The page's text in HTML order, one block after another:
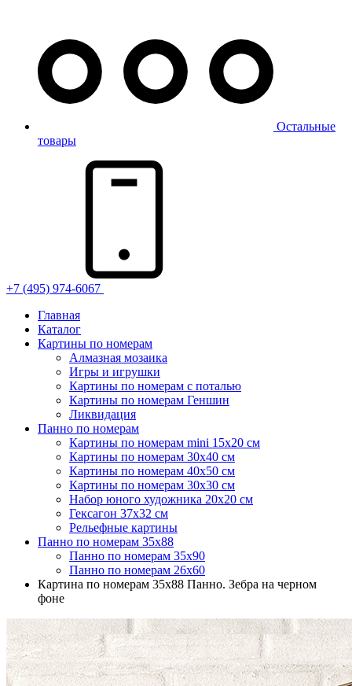
Остальные
товары
+7 (495) 974-6067
Главная
Каталог
Картины по номерам
Алмазная мозаика
Игры и игрушки
Картины по номерам с поталью
Картины по номерам Геншин
Ликвидация
Панно по номерам
Картины по номерам mini 15х20 см
Картины по номерам 30х40 см
Картины по номерам 40х50 см
Картины по номерам 30x30 см
Набор юного художника 20х20 см
Гексагон 37х32 см
Рельефные картины
Панно по номерам 35х88
Панно по номерам 35х90
Панно по номерам 26х60
Картина по номерам 35х88 Панно. Зебра на черном
фоне